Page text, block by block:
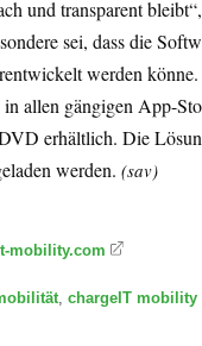
und transparent
sei, dass die
werden
allen gängigen App-
erhältlich. Die
werden. (sav)
mobility.com
chargeIT mobility